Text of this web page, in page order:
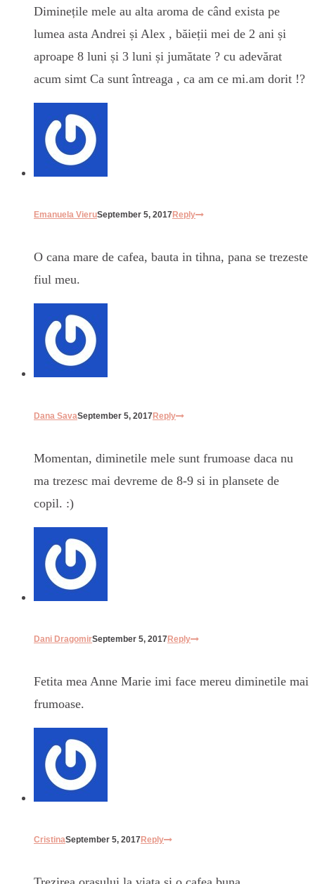
Diminețile mele au alta aroma de când exista pe
lumea asta Andrei și Alex , băieții mei de 2 ani și
aproape 8 luni și 3 luni și jumătate ? cu adevărat
acum simt Ca sunt întreaga , ca am ce mi.am dorit !?
Emanuela VieruSeptember 5, 2017Reply
O cana mare de cafea, bauta in tihna, pana se trezeste
fiul meu.
Dana SavaSeptember 5, 2017Reply
Momentan, diminetile mele sunt frumoase daca nu
ma trezesc mai devreme de 8-9 si in plansete de
copil. :)
Dani DragomirSeptember 5, 2017Reply
Fetita mea Anne Marie imi face mereu diminetile mai
frumoase.
CristinaSeptember 5, 2017Reply